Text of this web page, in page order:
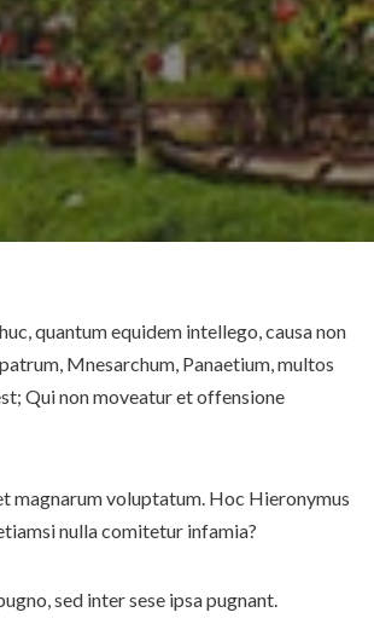
quantum equidem intellego, causa non
Mnesarchum, Panaetium, multos
Qui non moveatur et offensione
magnarum voluptatum. Hoc Hieronymus
nulla comitetur infamia?
sed inter sese ipsa pugnant.